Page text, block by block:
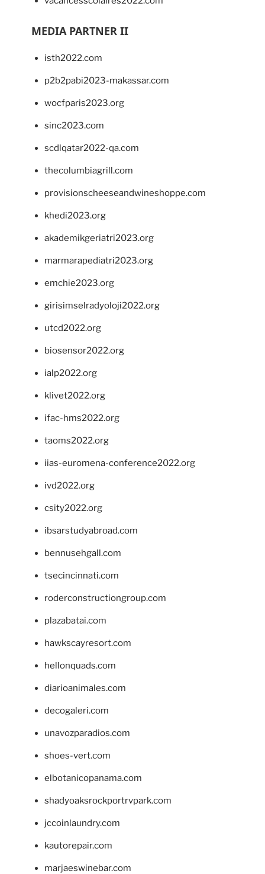
MEDIA PARTNER II
isth2022.com
p2b2pabi2023-makassar.com
wocfparis2023.org
sinc2023.com
scdlqatar2022-qa.com
thecolumbiagrill.com
provisionscheeseandwineshoppe.com
khedi2023.org
akademikgeriatri2023.org
marmarapediatri2023.org
emchie2023.org
girisimselradyoloji2022.org
utcd2022.org
biosensor2022.org
ialp2022.org
klivet2022.org
ifac-hms2022.org
taoms2022.org
iias-euromena-conference2022.org
ivd2022.org
csity2022.org
ibsarstudyabroad.com
bennusehgall.com
tsecincinnati.com
roderconstructiongroup.com
plazabatai.com
hawkscayresort.com
hellonquads.com
diarioanimales.com
decogaleri.com
unavozparadios.com
shoes-vert.com
elbotanicopanama.com
shadyoaksrockportrvpark.com
jccoinlaundry.com
kautorepair.com
marjaeswinebar.com